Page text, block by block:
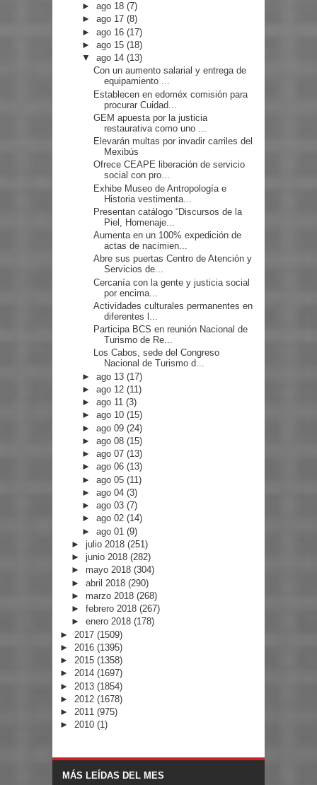
►ago 18(7)
►ago 17(8)
►ago 16(17)
►ago 15(18)
▼ago 14(13)
Con un aumento salarial y entrega de
equipamiento ...
Establecen en edoméx comisión para
procurar Cuidad...
GEM apuesta por la justicia
restaurativa como uno ...
Elevarán multas por invadir carriles del
Mexibús
Ofrece CEAPE liberación de servicio
social con pro...
Exhibe Museo de Antropología e
Historia vestimenta...
Presentan catálogo “Discursos de la
Piel, Homenaje...
Aumenta en un 100% expedición de
actas de nacimien...
Abre sus puertas Centro de Atención y
Servicios de...
Cercanía con la gente y justicia social
por encima...
Actividades culturales permanentes en
diferentes l...
Participa BCS en reunión Nacional de
Turismo de Re...
Los Cabos, sede del Congreso
Nacional de Turismo d...
►ago 13(17)
►ago 12(11)
►ago 11(3)
►ago 10(15)
►ago 09(24)
►ago 08(15)
►ago 07(13)
►ago 06(13)
►ago 05(11)
►ago 04(3)
►ago 03(7)
►ago 02(14)
►ago 01(9)
► julio 2018 (251)
► junio 2018 (282)
► mayo 2018 (304)
► abril 2018 (290)
► marzo 2018 (268)
► febrero 2018 (267)
► enero 2018 (178)
► 2017 (1509)
► 2016 (1395)
► 2015 (1358)
► 2014 (1697)
► 2013 (1854)
► 2012 (1678)
► 2011 (975)
► 2010 (1)
MÁS LEÍDAS DEL MES